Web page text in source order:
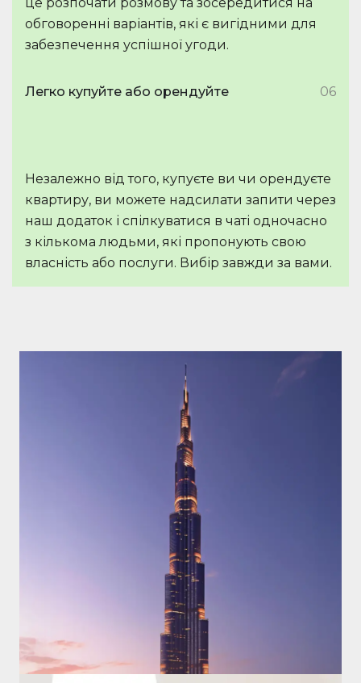
обговоренні варіантів, які є вигідними для
забезпечення успішної угоди.
Легко купуйте або орендуйте 06
Незалежно від того, купуєте ви чи орендуєте
квартиру, ви можете надсилати запити через
наш додаток і спілкуватися в чаті одночасно
з кількома людьми, які пропонують свою
власність або послуги. Вибір завжди за вами.